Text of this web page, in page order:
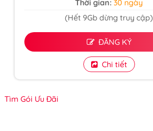
Thời gian: 30 ngày
(Hết 9Gb dừng truy cập)
ĐĂNG KÝ
Chi tiết
Tìm Gói Ưu Đãi